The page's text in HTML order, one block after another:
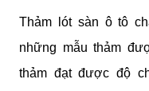
Thảm lót sàn ô tô
những mẫu thảm
thảm đạt được độ